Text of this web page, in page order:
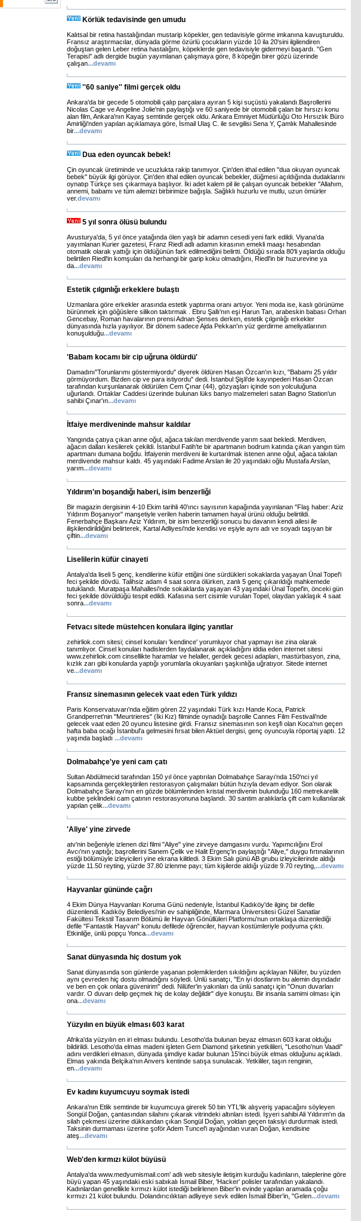
Körlük tedavisinde gen umudu
Kalıtsal bir retina hastalığından mustarip köpekler, gen tedavisiyle görme imkanına kavuşturuldu.
Fransız araştırmacılar, dünyada görme özürlü çocukların yüzde 10 ila 20'sini ilgilendiren
doğuştan gelen Leber retina hastalığını, köpeklerde gen tedavisiyle gidermeyi başardı. "Gen
Terapisi" adlı dergide bugün yayımlanan çalışmaya göre, 8 köpeğin birer gözü üzerinde
çalışan...devamı
''60 saniye'' filmi gerçek oldu
Ankara'da bir gecede 5 otomobili çalıp parçalara ayıran 5 kişi suçüstü yakalandı.Başrollerini
Nicolas Cage ve Angeline Jolie'nin paylaştığı ve 60 saniyede bir otomobili çalan bir hırsızı konu
alan film, Ankara'nın Kayaş semtinde gerçek oldu. Ankara Emniyet Müdürlüğü Oto Hırsızlık Büro
Amirliği'nden yapılan açıklamaya göre, İsmail Ulaş C. ile sevgilisi Sena Y, Çamlık Mahallesinde
bir...devamı
Dua eden oyuncak bebek!
Çin oyuncak üretiminde ve ucuzlukta rakip tanımıyor. Çin'den ithal edilen ''dua okuyan oyuncak
bebek'' büyük ilgi görüyor. Çin'den ithal edilen oyuncak bebekler, düğmesi açıldığında dudaklarını
oynatıp Türkçe ses çıkarmaya başlıyor. İki adet kalem pil ile çalışan oyuncak bebekler ''Allahım,
annemi, babamı ve tüm ailemizi birbirimize bağışla. Sağlıklı huzurlu ve mutlu, uzun ömürler
ver.devamı
5 yıl sonra ölüsü bulundu
Avusturya'da, 5 yıl önce yatağında ölen yaşlı bir adamın cesedi yeni fark edildi. Viyana'da
yayımlanan Kurier gazetesi, Franz Riedl adlı adamın kirasının emekli maaşı hesabından
otomatik olarak yattığı için öldüğünün fark edilmediğini belirtti. Öldüğü sırada 80'li yaşlarda olduğu
belirtilen Riedl'in komşuları da herhangi bir garip koku olmadığını, Riedl'in bir huzurevine ya
da...devamı
Estetik çılgınlığı erkeklere bulaştı
Uzmanlara göre erkekler arasında estetik yaptırma oranı artıyor. Yeni moda ise, kaslı görünüme
bürünmek için göğüslere silikon taktırmak . Ebru Şallı'nın eşi Harun Tan, arabeskin babası Orhan
Gencebay, Roman havalarının prensi Adnan Şenses derken, estetik çılgınlığı erkekler
dünyasında hızla yayılıyor. Bir dönem sadece Ajda Pekkan'ın yüz gerdirme ameliyatlarının
konuşulduğu...devamı
'Babam kocamı bir cip uğruna öldürdü'
Damadını"Torunlarımı göstermiyordu" diyerek öldüren Hasan Özcan'ın kızı, "Babamı 25 yıldır
görmüyordum. Bizden cip ve para istiyordu" dedi. İstanbul Şişli'de kayınpederi Hasan Özcan
tarafından kurşunlanarak öldürülen Cem Çınar (44), gözyaşları içinde son yolculuğuna
uğurlandı. Ortaklar Caddesi üzerinde bulunan lüks banyo malzemeleri satan Bagno Station'un
sahibi Çınar'ın...devamı
İtfaiye merdiveninde mahsur kaldılar
Yangında çatıya çıkan anne oğul, ağaca takılan merdivende yarım saat bekledi. Merdiven,
ağacın dalları kesilerek çekildi. İstanbul Fatih'te bir apartmanın bodrum katında çıkan yangın tüm
apartmanı dumana boğdu. İtfaiyenin merdiveni ile kurtarılmak istenen anne oğul, ağaca takılan
merdivende mahsur kaldı. 45 yaşındaki Fadime Arslan ile 20 yaşındaki oğlu Mustafa Arslan,
yarım...devamı
Yıldırım'ın boşandığı haberi, isim benzerliği
Bir magazin dergisinin 4-10 Ekim tarihli 40'ıncı sayısının kapağında yayınlanan "Flaş haber: Aziz
Yıldırım Boşanıyor" manşetiyle verilen haberin tamamen hayal ürünü olduğu belirtildi.
Fenerbahçe Başkanı Aziz Yıldırım, bir isim benzerliği sonucu bu davanın kendi ailesi ile
ilişkilendirildiğini belirterek, Kartal Adliyesi'nde kendisi ve eşiyle aynı adı ve soyadı taşıyan bir
çiftin...devamı
Liselilerin küfür cinayeti
Antalya'da liseli 5 genç, kendilerine küfür ettiğini öne sürdükleri sokaklarda yaşayan Ünal Topel'i
feci şekilde dövdü. Talihsiz adam 4 saat sonra ölürken, zanlı 5 genç çıkarıldığı mahkemede
tutuklandı. Muratpaşa Mahallesi'nde sokaklarda yaşayan 43 yaşındaki Ünal Topel'in, önceki gün
feci şekilde dövüldüğü tespit edildi. Kafasına sert cisimle vurulan Topel, olaydan yaklaşık 4 saat
sonra...devamı
Fetvacı sitede müstehcen konulara ilginç yanıtlar
zehirliok.com sitesi; cinsel konuları 'kendince' yorumluyor chat yapmayı ise zina olarak
tanımlıyor. Cinsel konuları hadislerden faydalanarak açıkladığını iddia eden internet sitesi
www.zehirliok.com cinsellikte haramlar ve helaller, gerdek gecesi adapları, mastürbasyon, zina,
kızlık zarı gibi konularda yaptığı yorumlarla okuyanları şaşkınlığa uğratıyor. Sitede internet
ve...devamı
Fransız sinemasının gelecek vaat eden Türk yıldızı
Paris Konservatuvarı'nda eğitim gören 22 yaşındaki Türk kızı Hande Koca, Patrick
Grandperret'nin "Meurtrieres" (İki Kız) filminde oynadığı başrolle Cannes Film Festivali'nde
gelecek vaat eden 20 oyuncu listesine girdi. Fransız sinemasının son keşfi olan Koca'nın geçen
hafta baba ocağı İstanbul'a gelmesini fırsat bilen Aktüel dergisi, genç oyuncuyla röportaj yaptı. 12
yaşında başladı ...devamı
Dolmabahçe'ye yeni cam çatı
Sultan Abdülmecid tarafından 150 yıl önce yaptırılan Dolmabahçe Sarayı'nda 150'nci yıl
kapsamında gerçekleştirilen restorasyon çalışmaları bütün hızıyla devam ediyor. Son olarak
Dolmabahçe Sarayı'nın en gözde bölümlerinden kristal merdivenin bulunduğu 160 metrekarelik
kubbe şeklindeki cam çatının restorasyonuna başlandı. 30 santim aralıklarla çift cam kullanılarak
yapılan çelik...devamı
'Aliye' yine zirvede
atv'nin beğeniyle izlenen dizi filmi "Aliye" yine zirveye damgasını vurdu. Yapımcılığını Erol
Avcı'nın yaptığı; başrollerini Sanem Çelik ve Halit Ergenç'in paylaştığı "Aliye," duygu fırtınalarının
estiği bölümüyle izleyicileri yine ekrana kilitledi. 3 Ekim Salı günü AB grubu izleyicilerinde aldığı
yüzde 11.50 reyting, yüzde 37.80 izlenme payı; tüm kişilerde aldığı yüzde 9.70 reyting, ...devamı
Hayvanlar gününde çağrı
4 Ekim Dünya Hayvanları Koruma Günü nedeniyle, İstanbul Kadıköy'de ilginç bir defile
düzenlendi. Kadıköy Belediyesi'nin ev sahipliğinde, Marmara Üniversitesi Güzel Sanatlar
Fakültesi Tekstil Tasarım Bölümü ile Hayvan Gönüllüleri Platformu'nun ortaklaşa düzenlediği
defile "Fantastik Hayvan" konulu defilede öğrenciler, hayvan kostümleriyle podyuma çıktı.
Etkinliğe, ünlü popçu Yonca...devamı
Sanat dünyasında hiç dostum yok
Sanat dünyasında son günlerde yaşanan polemiklerden sıkıldığını açıklayan Nilüfer, bu yüzden
aynı çevreden hiç dostu olmadığını söyledi. Ünlü sanatçı, "En iyi dostlarım bu alemin dışındadır
ve ben en çok onlara güvenirim" dedi. Nilüfer'in yakınları da ünlü sanatçı için "Onun duvarları
vardır. O duvarı delip geçmek hiç de kolay değildir" diye konuştu. Bir insanla samimi olması için
ona...devamı
Yüzyılın en büyük elması 603 karat
Afrika'da yüzyılın en iri elması bulundu. Lesotho'da bulunan beyaz elmasın 603 karat olduğu
bildirildi. Lesotho'da elmas madeni işleten Gem Diamond şirketinin yetkilileri, "Lesotho'nun Vaadi"
adını verdikleri elmasın, dünyada şimdiye kadar bulunan 15'inci büyük elmas olduğunu açıkladı.
Elmas yakında Belçika'nın Anvers kentinde satışa sunulacak. Yetkililer, taşın renginin,
en...devamı
Ev kadını kuyumcuyu soymak istedi
Ankara'nın Etlik semtinde bir kuyumcuya girerek 50 bin YTL'lik alışveriş yapacağını söyleyen
Songül Doğan, çantasından silahını çıkarak vitrindeki altınları istedi. İşyeri sahibi Ali Yıldırım'ın da
silah çekmesi üzerine dükkandan çıkan Songül Doğan, yoldan geçen taksiyi durdurmak istedi.
Taksinin durmaması üzerine şoför Adem Tuncel'i ayağından vuran Doğan, kendisine
ateş...devamı
Web'den kırmızı külot büyüsü
Antalya'da www.medyumismail.com' adlı web sitesiyle iletişim kurduğu kadınların, taleplerine göre
büyü yapan 45 yaşındaki eski sabıkalı İsmail Biber, 'Hacker' polisler tarafından yakalandı.
Kadınlardan genellikle kırmızı külot istediği belirlenen Biber'in evinde yapılan aramada çoğu
kırmızı 21 külot bulundu. Dolandırıcılıktan adliyeye sevk edilen İsmail Biber'in, "Gelen...devamı